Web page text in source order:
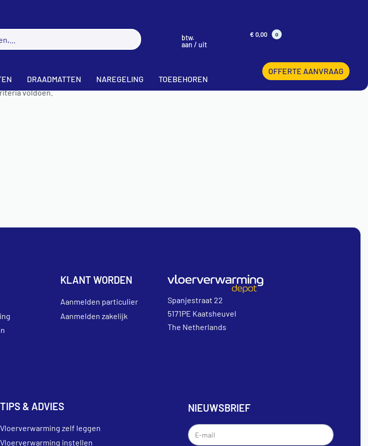
btw.
aan / uit
€0,00 0
DRAADMATTEN NAREGELING TOEBEHOREN
OFFERTE AANVRAAG
voldoen.
KLANT WORDEN
Aanmelden particulier
Aanmelden zakelijk
Spanjestraat 22
5171PE Kaatsheuvel
The Netherlands
TIPS & ADVIES
Vloerverwarming zelf leggen
Vloerverwarming instellen
NIEUWSBRIEF